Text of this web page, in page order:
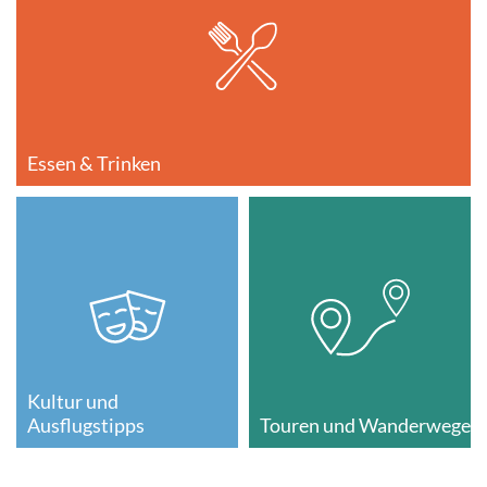
Essen & Trinken
Kultur und
Ausflugstipps
Touren und Wanderwege